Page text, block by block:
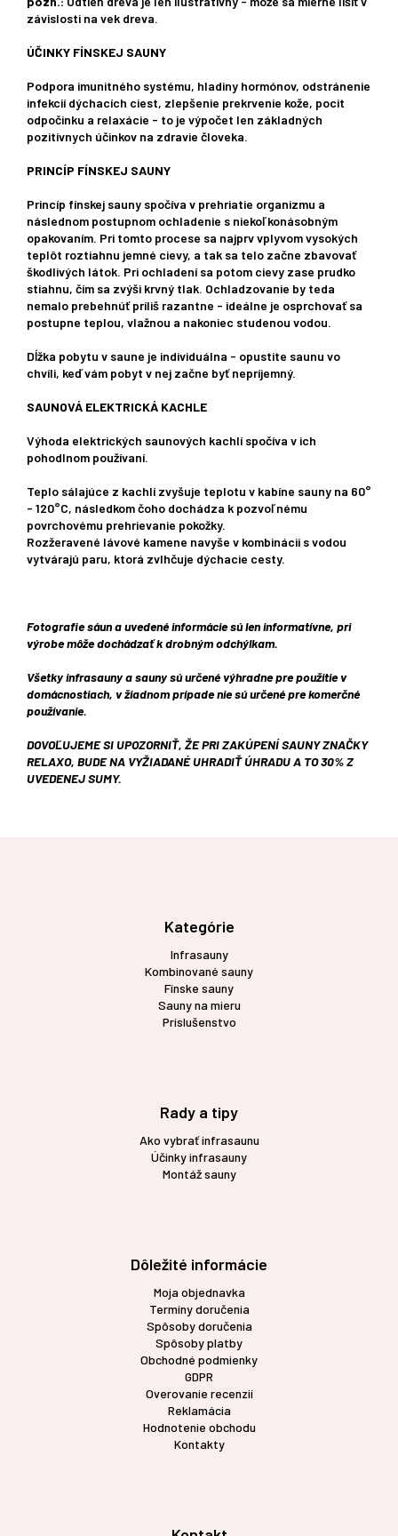
závislosti na vek dreva.
ÚČINKY FÍNSKEJ SAUNY
Podpora imunitného systému, hladiny hormónov, odstránenie
infekcií dýchacích ciest, zlepšenie prekrvenie kože, pocit
odpočinku a relaxácie - to je výpočet len základných
pozitívnych účinkov na zdravie človeka.
PRINCÍP FÍNSKEJ SAUNY
Princíp fínskej sauny spočíva v prehriatie organizmu a
následnom postupnom ochladenie s niekoľkonásobným
opakovaním. Pri tomto procese sa najprv vplyvom vysokých
teplôt roztiahnu jemné cievy, a tak sa telo začne zbavovať
škodlivých látok. Pri ochladení sa potom cievy zase prudko
stiahnu, čím sa zvýši krvný tlak. Ochladzovanie by teda
nemalo prebehnúť príliš razantne - ideálne je osprchovať sa
postupne teplou, vlažnou a nakoniec studenou vodou.
Dĺžka pobytu v saune je individuálna - opustite saunu vo
chvíli, keď vám pobyt v nej začne byť nepríjemný.
SAUNOVÁ ELEKTRICKÁ KACHLE
Výhoda elektrických saunových kachlí spočíva v ich
pohodlnom používaní.
Teplo sálajúce z kachlí zvyšuje teplotu v kabíne sauny na 60°
- 120°C, následkom čoho dochádza k pozvoľnému
povrchovému prehrievanie pokožky.
Rozžeravené lávové kamene navyše v kombinácii s vodou
vytvárajú paru, ktorá zvlhčuje dýchacie cesty.
Fotografie sáun a uvedené informácie sú len informatívne, pri
výrobe môže dochádzať k drobným odchýlkam.
Všetky infrasauny a sauny sú určené výhradne pre použitie v
domácnostiach, v žiadnom prípade nie sú určené pre komerčné
používanie.
DOVOĽUJEME SI UPOZORNIŤ, ŽE PRI ZAKÚPENÍ SAUNY ZNAČKY
RELAXO, BUDE NA VYŽIADANÉ UHRADIŤ ÚHRADU A TO 30% Z
UVEDENEJ SUMY.
Kategórie
Infrasauny
Kombinované sauny
Fínske sauny
Sauny na mieru
Príslušenstvo
Rady a tipy
Ako vybrať infrasaunu
Účinky infrasauny
Montáž sauny
Dôležité informácie
Moja objednavka
Termíny doručenia
Spôsoby doručenia
Spôsoby platby
Obchodné podmienky
GDPR
Overovanie recenzií
Reklamácia
Hodnotenie obchodu
Kontakty